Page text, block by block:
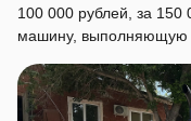
100 000 рублей, за
машину, выполняющую